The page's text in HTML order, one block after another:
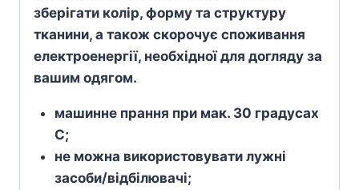
зберігати колір, форму та структуру
тканини, а також скорочує споживання
електроенергії, необхідної для догляду за
вашим одягом.
машинне прання при мак. 30 градусах
С;
не можна використовувати лужні
засоби/відбілювачі;